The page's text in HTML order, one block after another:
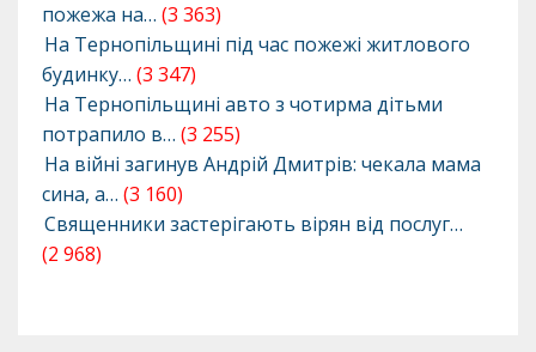
пожежа на… (3 363)
На Тернопільщині під час пожежі житлового
будинку… (3 347)
На Тернопільщині авто з чотирма дітьми
потрапило в… (3 255)
На війні загинув Андрій Дмитрів: чекала мама
сина, а… (3 160)
Священники застерігають вірян від послуг…
(2 968)